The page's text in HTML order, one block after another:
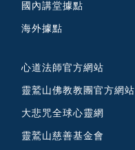
國內講堂據點
海外據點
心道法師官方網站
靈鷲山佛教教團官方網站
大悲咒全球心靈網
靈鷲山慈善基金會